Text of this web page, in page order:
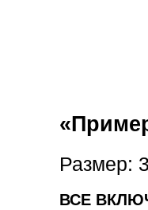
ВСЕ
Размер: